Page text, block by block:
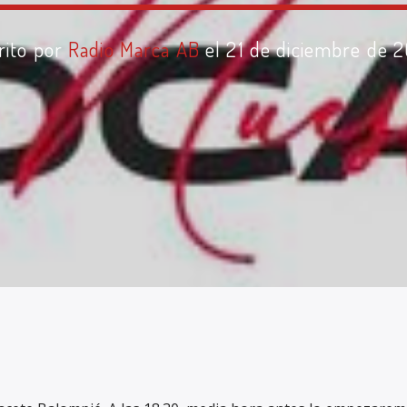
por Radio Marca ABel 21 de diciembre de